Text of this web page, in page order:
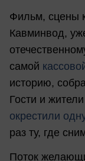
Фильм, сцены
Кавминвод,
самой
историю,
Гости и
окрестили
раз ту, где
Поток